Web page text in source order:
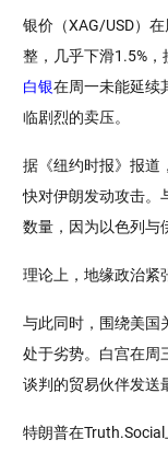
银价（XAG/USD）
整，几乎下滑1.5%
白银在周一未能延续
临剧烈的卖压。
据《纽约时报》报道
快对伊朗发动攻击。
数量，因为以色列与
理论上，地缘政治紧
与此同时，围绕美国
处于劣势。白宫在周
谈判的贸易伙伴发送
特朗普在